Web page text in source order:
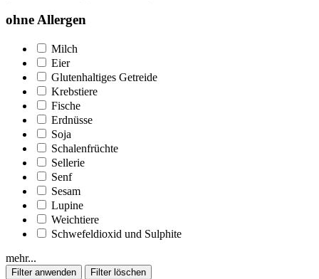
ohne Allergen
Milch
Eier
Glutenhaltiges Getreide
Krebstiere
Fische
Erdnüsse
Soja
Schalenfrüchte
Sellerie
Senf
Sesam
Lupine
Weichtiere
Schwefeldioxid und Sulphite
mehr...